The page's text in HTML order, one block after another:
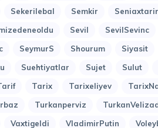
Sekerilebal Semkir
Sevil
SevilSevinc
SeymurS Shourum Siyasit
Suehtiyatlar Sujet Sulut
Tarix Tarixeliyev
Turkanperviz
Vaxtigeldi VladimirPutin